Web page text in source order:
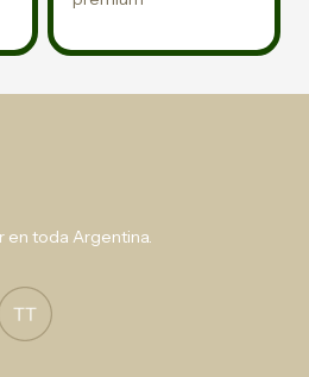
en toda Argentina.